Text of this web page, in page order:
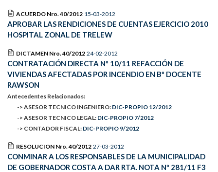
ACUERDO Nro. 40/2012 15-03-2012
APROBAR LAS RENDICIONES DE CUENTAS EJERCICIO 2010
HOSPITAL ZONAL DE TRELEW
DICTAMEN Nro. 40/2012 24-02-2012
CONTRATACIÓN DIRECTA Nº 10/11 REFACCIÓN DE
VIVIENDAS AFECTADAS POR INCENDIO EN Bº DOCENTE
RAWSON
Antecedentes Relacionados:
-> ASESOR TECNICO INGENIERO: DIC-PROPIO 12/2012
-> ASESOR TECNICO LEGAL: DIC-PROPIO 7/2012
-> CONTADOR FISCAL: DIC-PROPIO 9/2012
RESOLUCION Nro. 40/2012 27-03-2012
CONMINAR A LOS RESPONSABLES DE LA MUNICIPALIDAD
DE GOBERNADOR COSTA A DAR RTA. NOTA Nº 281/11 F3